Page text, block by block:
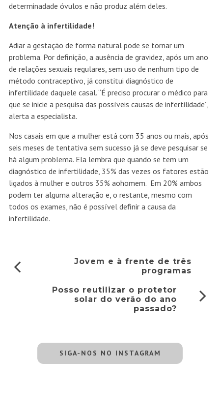
determinadade óvulos e não produz além deles.
Atenção à infertilidade!
Adiar a gestação de forma natural pode se tornar um
problema. Por definição, a ausência de gravidez, após um ano
de relações sexuais regulares, sem uso de nenhum tipo de
método contraceptivo, já constitui diagnóstico de
infertilidade daquele casal. “É preciso procurar o médico para
que se inicie a pesquisa das possíveis causas de infertilidade”,
alerta a especialista.
Nos casais em que a mulher está com 35 anos ou mais, após
seis meses de tentativa sem sucesso já se deve pesquisar se
há algum problema. Ela lembra que quando se tem um
diagnóstico de infertilidade, 35% das vezes os fatores estão
ligados à mulher e outros 35% aohomem. Em 20% ambos
podem ter alguma alteração e, o restante, mesmo com
todos os exames, não é possível definir a causa da
infertilidade.
Jovem e à frente de três
programas
Posso reutilizar o protetor
solar do verão do ano
passado?
SIGA-NOS NO INSTAGRAM